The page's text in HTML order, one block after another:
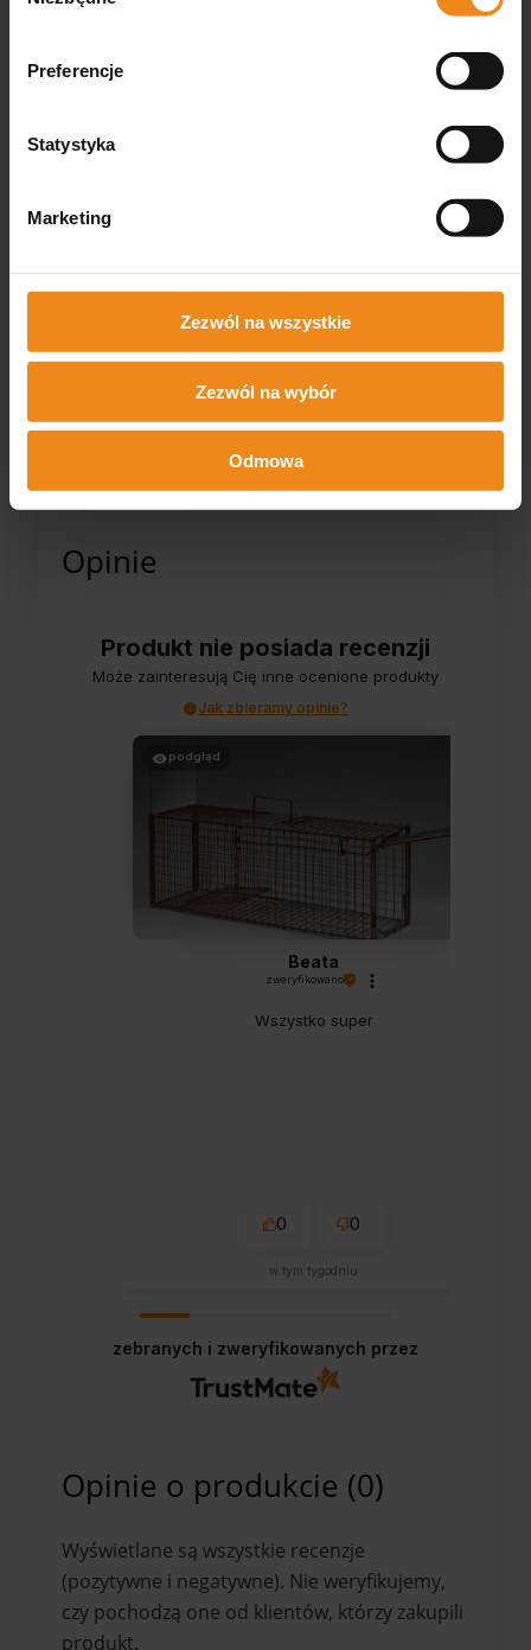
Preferencje
Statystyka
Marketing
Zezwól na wszystkie
Zezwól na wybór
Odmowa
szt
zawiera 8% VAT, bez kosztów
DO KOSZYKA
szt
2,00 zł
zawiera 23% VAT, bez kosztów
DO KOSZYKA
Opinie
Produkt nie posiada recenzji
Może zainteresują Cię inne ocenione produkty
Jak zbieramy opinie?
podgląd
Beata
zweryfikowano
Wszystko super
0 0
w tym tygodniu
zebranych i zweryfikowanych przez
Opinie o produkcie (0)
Wyświetlane są wszystkie recenzje
(pozytywne i negatywne). Nie weryfikujemy,
czy pochodzą one od klientów, którzy zakupili
produkt.